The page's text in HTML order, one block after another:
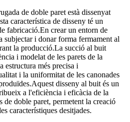
de doble paret està dissenyat
característica de disseny té un
fabricació.En crear un entorn de
subjectar i donar forma fermament al
la producció.La succió al buit
i modelat de les parets de la
estructura més precisa i
i la uniformitat de les canonades
disseny al buit és un
a l'eficiència i eficàcia de la
de doble paret, permetent la creació
característiques desitjades.